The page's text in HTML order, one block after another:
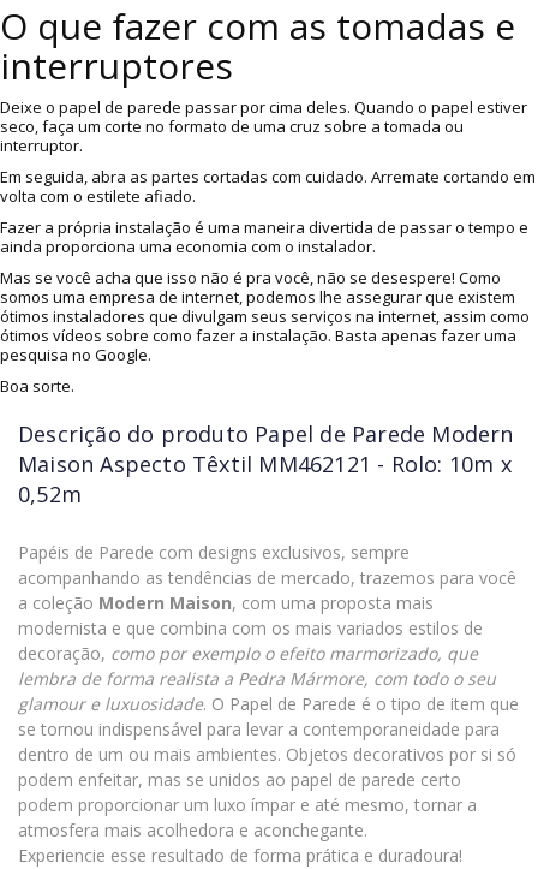
O que fazer com as tomadas e
interruptores
Deixe o papel de parede passar por cima deles. Quando o papel estiver
seco, faça um corte no formato de uma cruz sobre a tomada ou
interruptor.
Em seguida, abra as partes cortadas com cuidado. Arremate cortando em
volta com o estilete afiado.
Fazer a própria instalação é uma maneira divertida de passar o tempo e
ainda proporciona uma economia com o instalador.
Mas se você acha que isso não é pra você, não se desespere! Como
somos uma empresa de internet, podemos lhe assegurar que existem
ótimos instaladores que divulgam seus serviços na internet, assim como
ótimos vídeos sobre como fazer a instalação. Basta apenas fazer uma
pesquisa no Google.
Boa sorte.
Descrição do produto Papel de Parede Modern
Maison Aspecto Têxtil MM462121 - Rolo: 10m x
0,52m
Papéis de Parede com designs exclusivos, sempre
acompanhando as tendências de mercado, trazemos para você
a coleção Modern Maison, com uma proposta mais
modernista e que combina com os mais variados estilos de
decoração, como por exemplo o efeito marmorizado, que
lembra de forma realista a Pedra Mármore, com todo o seu
glamour e luxuosidade. O Papel de Parede é o tipo de item que
se tornou indispensável para levar a contemporaneidade para
dentro de um ou mais ambientes. Objetos decorativos por si só
podem enfeitar, mas se unidos ao papel de parede certo
podem proporcionar um luxo ímpar e até mesmo, tornar a
atmosfera mais acolhedora e aconchegante.
Experiencie esse resultado de forma prática e duradoura!